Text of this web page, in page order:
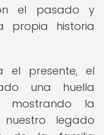
el pasado y
propia historia
el presente, el
una huella
mostrando la
legado